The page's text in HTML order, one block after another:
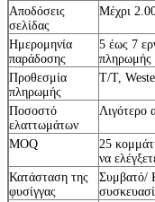
Αποδόσεις
σελίδας
Μέχρι
Ημερομηνία
παράδοσης
5 έως 7
πληρωμής
Προθεσμία
πληρωμής
T/T,
Ποσοστό
ελαττωμάτων
Λιγότερο
MOQ
25
να
Κατάσταση της
φυσίγγας
Συμβατό/